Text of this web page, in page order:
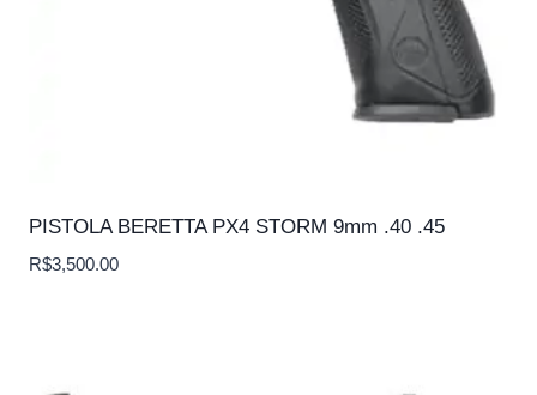
PISTOLA BERETTA PX4 STORM 9mm .40 .45
R$3,500.00